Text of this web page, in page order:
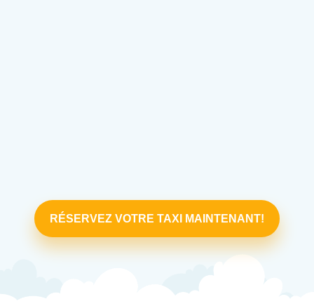
RÉSERVEZ VOTRE TAXI MAINTENANT!